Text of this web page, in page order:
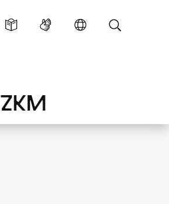
ZKM